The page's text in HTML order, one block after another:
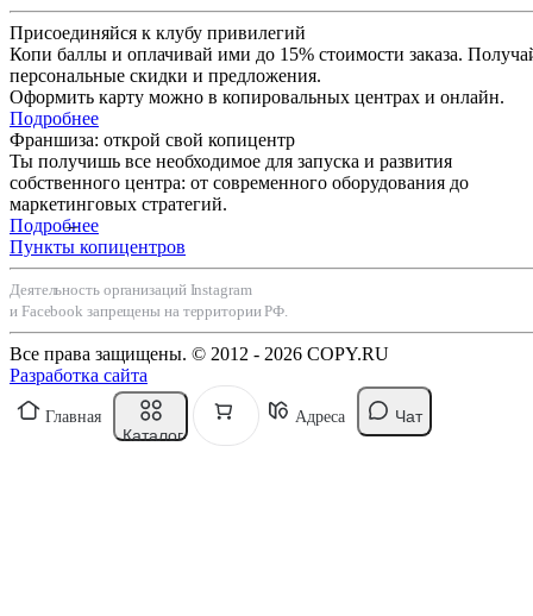
Присоединяйся к клубу привилегий
Копи баллы и оплачивай ими до 15% стоимости заказа.
персональные скидки и предложения.
Оформить карту можно в копировальных центрах и онлайн.
Подробнее
Франшиза: открой свой копицентр
Ты получишь все необходимое для запуска и развития
собственного центра: от современного оборудования до
маркетинговых стратегий.
Подробнее
Пункты копицентров
Деятельность организаций Instagram
и Facebook запрещены на территории РФ.
Все права защищены. © 2012 - 2026 COPY.RU
Разработка сайта
Главная
Каталог
Адреса Чат